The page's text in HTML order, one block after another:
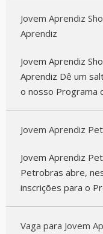
Jovem Aprendiz
Aprendiz
Jovem Aprendiz
Aprendiz Dê um
o nosso Programa
Jovem Aprendiz
Jovem Aprendiz
Petrobras abre,
inscrições para o
Vaga para Jovem